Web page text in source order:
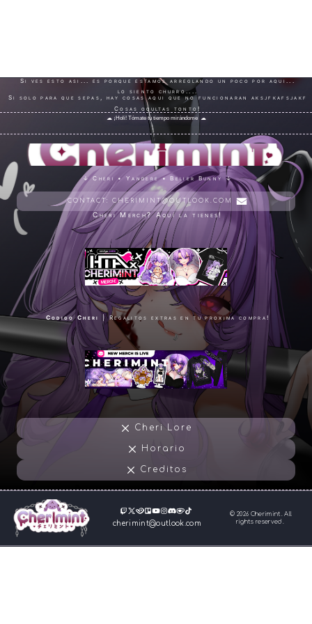
↓ Cheri • Yandere • Belier Bunny ↓
CONTACT: CHERIMINT@OUTLOOK.COM
Cheri Merch? Aquí la tienes!
Codigo Cheri | Regalitos extras en tu proxima compra!
Cheri Lore
Horario
Creditos
☁ ¡Holi! Tómate tu tiempo mirándome
Si ves esto asi... es porque estamos arreglando un poco por aqui...
lo siento churro....
Si solo para que sepas, hay cosas aqui que no funcionaran aksjfkafsjakf
Cosas ocultas tonto!
cherimint@outlook.com
© 2026 Cherimint. All
rights reserved.